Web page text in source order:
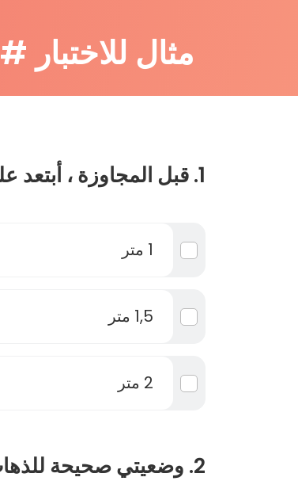
مثال للاختبار #63
1. قبل المجاوزة ، أبتعد على الأقل بمسافة :
1 متر
1,5 متر
2 متر
2. وضعيتي صحيحة للذهاب بإتجاه :